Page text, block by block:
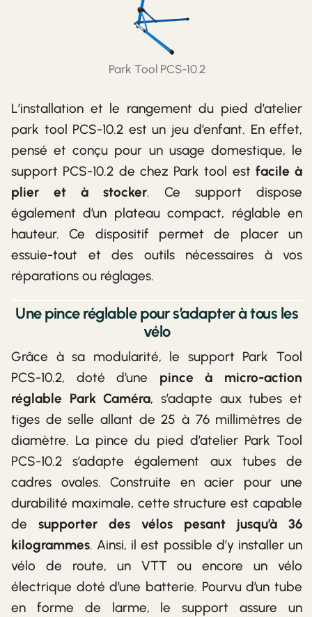
Park Tool PCS-10.2
L’installation et le rangement du pied d’atelier
park tool PCS-10.2 est un jeu d’enfant. En effet,
pensé et conçu pour un usage domestique, le
support PCS-10.2 de chez Park tool est facile à
plier et à stocker. Ce support dispose
également d’un plateau compact, réglable en
hauteur. Ce dispositif permet de placer un
essuie-tout et des outils nécessaires à vos
réparations ou réglages.
Une pince réglable pour s’adapter à tous les
vélo
Grâce à sa modularité, le support Park Tool
PCS-10.2, doté d’une pince à micro-action
réglable Park Caméra, s’adapte aux tubes et
tiges de selle allant de 25 à 76 millimètres de
diamètre. La pince du pied d’atelier Park Tool
PCS-10.2 s’adapte également aux tubes de
cadres ovales. Construite en acier pour une
durabilité maximale, cette structure est capable
de supporter des vélos pesant jusqu’à 36
kilogrammes. Ainsi, il est possible d’y installer un
vélo de route, un VTT ou encore un vélo
électrique doté d’une batterie. Pourvu d’un tube
en forme de larme, le support assure un